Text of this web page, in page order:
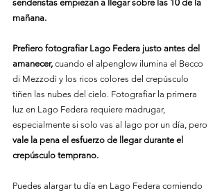
senderistas empiezan a llegar sobre las 10 de la
mañana.
Prefiero fotografiar Lago Federa justo antes del
amanecer, cuando el alpenglow ilumina el Becco
di Mezzodì y los ricos colores del crepúsculo
tiñen las nubes del cielo. Fotografiar la primera
luz en Lago Federa requiere madrugar,
especialmente si solo vas al lago por un día, pero
vale la pena el esfuerzo de llegar durante el
crepúsculo temprano.
Puedes alargar tu día en Lago Federa comiendo